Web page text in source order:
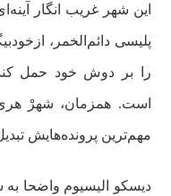
این شهر غریب انگار
پلیسی دائم‌الخمر،
را بر دوش خود حمل کند
است. همزمان، شهرْ
مهم‌ترین پرونده‌هایش
دیسکو الیسیوم واضحا